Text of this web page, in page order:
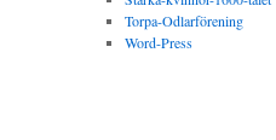
Torpa-Odlarförening
Word-Press